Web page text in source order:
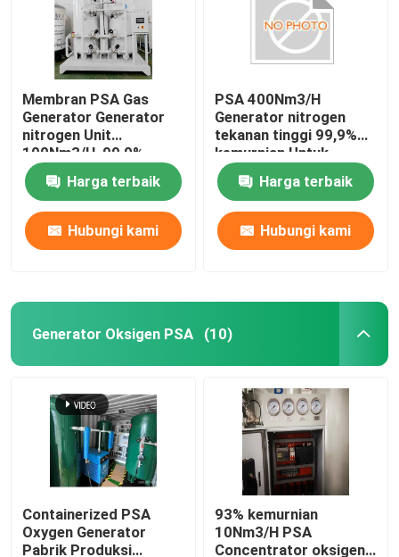
Membran PSA Gas
Generator Generator
nitrogen Unit
100Nm3/H, 99,9%
kemurnian
Harga terbaik
Hubungi kami
PSA 400Nm3/H
Generator nitrogen
tekanan tinggi 99,9%
kemurnian Untuk
makanan, metalurgi,
kimia Harga terbaik
Hubungi kami
Generator Oksigen PSA (10)
Containerized PSA
Oxygen Generator
Pabrik Produksi
93% kemurnian
10Nm3/H PSA
Concentrator oksigen